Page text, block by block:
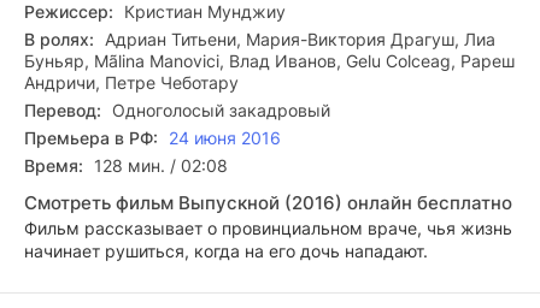
Режиссер:
Кристиан Мунджиу
В ролях:
Адриан Титьени, Мария-Виктория Драгуш, Лиа
Буньяр, Mãlina Manovici, Влад Иванов, Gelu Colceag, Рареш
Андричи, Петре Чеботару
Перевод: Одноголосый закадровый
Премьера в РФ:
24 июня 2016
Время:
128 мин. / 02:08
Смотреть фильм Выпускной (2016) онлайн бесплатно
Фильм рассказывает о провинциальном враче, чья жизнь
начинает рушиться, когда на его дочь нападают.